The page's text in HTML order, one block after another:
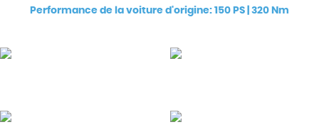
Performance de la voiture d'origine: 150 PS | 320 Nm